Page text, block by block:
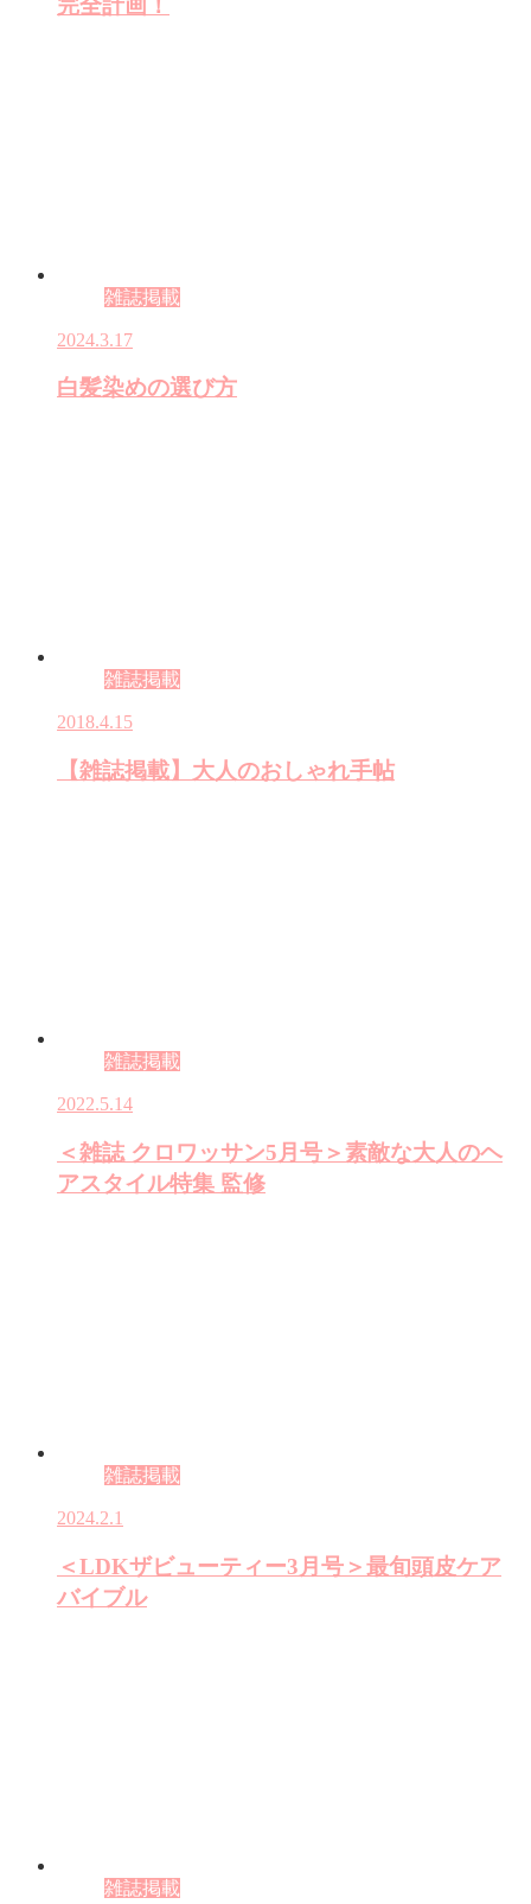
完全計画！
雑誌掲載
2024.3.17
白髪染めの選び方
雑誌掲載
2018.4.15
【雑誌掲載】大人のおしゃれ手帖
雑誌掲載
2022.5.14
＜雑誌 クロワッサン5月号＞素敵な大人のヘ
アスタイル特集 監修
雑誌掲載
2024.2.1
＜LDKザビューティー3月号＞最旬頭皮ケア
バイブル
雑誌掲載